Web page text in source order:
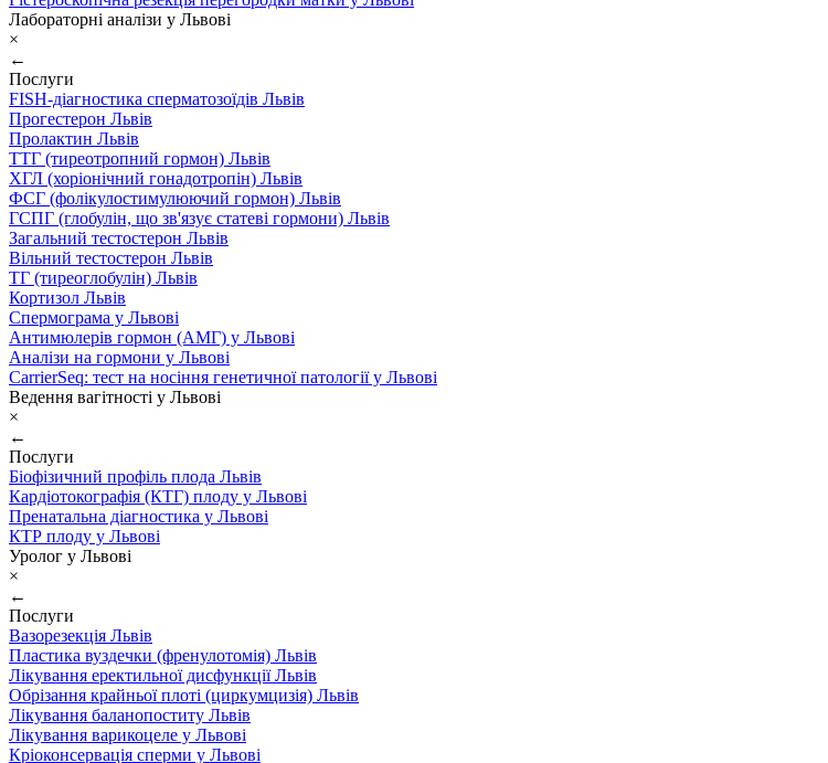
Лабораторні аналізи у Львові
×
←
Послуги
FISH-діагностика сперматозоїдів Львів
Прогестерон Львів
Пролактин Львів
ТТГ (тиреотропний гормон) Львів
ХГЛ (хоріонічний гонадотропін) Львів
ФСГ (фолікулостимулюючий гормон) Львів
ГСПГ (глобулін, що зв'язує статеві гормони) Львів
Загальний тестостерон Львів
Вільний тестостерон Львів
ТГ (тиреоглобулін) Львів
Кортизол Львів
Спермограма у Львові
Антимюлерів гормон (АМГ) у Львові
Аналізи на гормони у Львові
CarrierSeq: тест на носіння генетичної патології у Львові
Ведення вагітності у Львові
×
←
Послуги
Біофізичний профіль плода Львів
Кардіотокографія (КТГ) плоду у Львові
Пренатальна діагностика у Львові
КТР плоду у Львові
Уролог у Львові
×
←
Послуги
Вазорезекція Львів
Пластика вуздечки (френулотомія) Львів
Лікування еректильної дисфункції Львів
Обрізання крайньої плоті (циркумцизія) Львів
Лікування баланопоститу Львів
Лікування варикоцеле у Львові
Кріоконсервація сперми у Львові